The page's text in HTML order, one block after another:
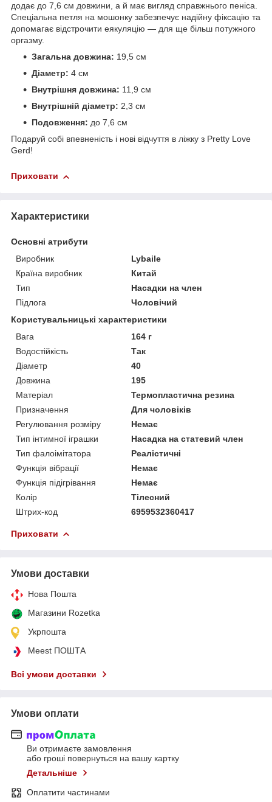
додає до 7,6 см довжини, а й має вигляд справжнього пеніса.
Спеціальна петля на мошонку забезпечує надійну фіксацію та
допомагає відстрочити еякуляцію — для ще більш потужного
оргазму.
Загальна довжина: 19,5 см
Діаметр: 4 см
Внутрішня довжина: 11,9 см
Внутрішній діаметр: 2,3 см
Подовження: до 7,6 см
Подаруй собі впевненість і нові відчуття в ліжку з Pretty Love
Gerd!
Приховати
Характеристики
Основні атрибути
Виробник
Lybaile
Країна виробник
Китай
Тип
Насадки на член
Підлога
Чоловічий
Користувальницькі характеристики
Вага
164 г
Водостійкість
Так
Діаметр
40
Довжина
195
Матеріал
Термопластична резина
Призначення
Для чоловіків
Регулювання розміру
Немає
Тип інтимної іграшки
Насадка на статевий член
Тип фалоімітатора
Реалістичні
Функція вібрації
Немає
Функція підігрівання
Немає
Колір
Тілесний
Штрих-код
6959532360417
Приховати
Умови доставки
Нова Пошта
Магазини Rozetka
Укрпошта
Meest ПОШТА
Всі умови доставки
Умови оплати
Ви отримаєте замовлення
або гроші повернуться на вашу картку
Детальніше
Оплатити частинами